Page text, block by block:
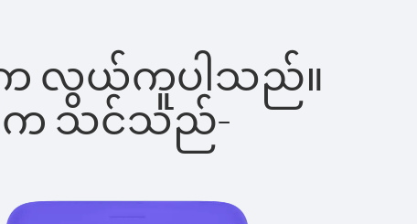
င်းက လွယ်ကူပါသည်။
ါက သင်သည်-